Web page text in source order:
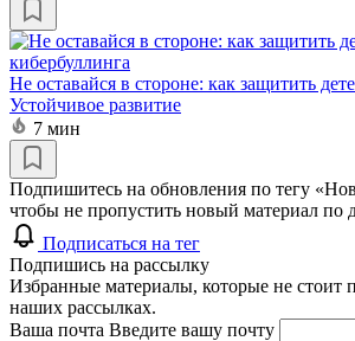
Не оставайся в стороне: как защитить
Устойчивое развитие
7 мин
Подпишитесь на обновления по тегу
чтобы не пропустить новый материал по
Подписаться на тег
Подпишись на рассылку
Избранные материалы, которые не стоит
наших рассылках.
Ваша почта Введите вашу почту